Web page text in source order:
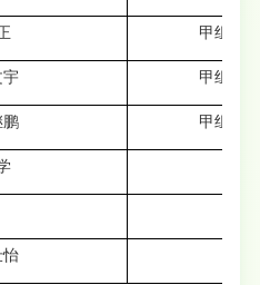
甲组单
宇 甲组二
鹏 甲组单
怡